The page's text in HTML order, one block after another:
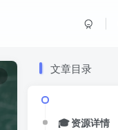
文章目录
🎓 资源详情